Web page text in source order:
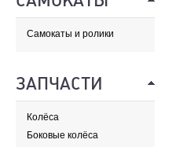
Самокаты и ролики
ЗАПЧАСТИ
Колёса
Боковые колёса